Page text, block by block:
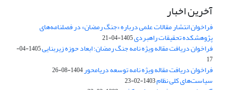
آخرین اخبار
فراخوان انتشار مقالات علمی درباره «جنگ رمضان» در فصلنامه‌های
پژوهشکده تحقیقات راهبردی1405-04-21
فراخوان دریافت مقاله ویژه نامه جنگ رمضان؛ ابعاد حوزه زیربنایی
1405-04-
17
فراخوان دریافت مقاله ویژه نامه توسعه دریامحور1404-08-26
سیاست‌های کلی نظام1403-02-23